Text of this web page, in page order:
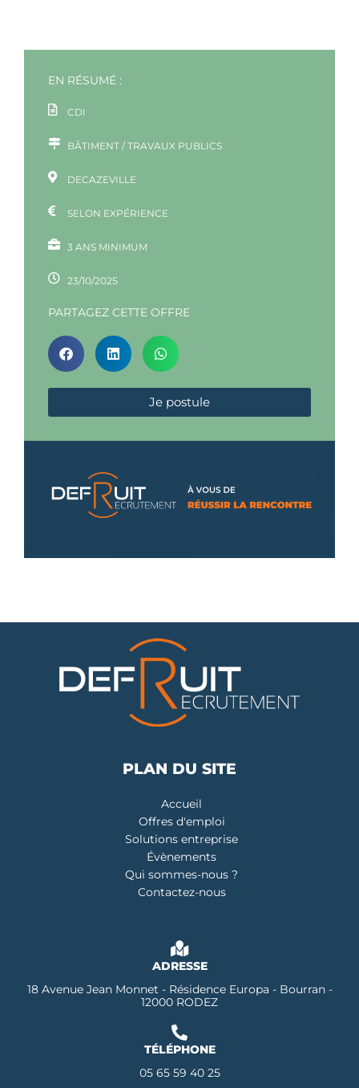
EN RÉSUMÉ :
CDI
BÂTIMENT / TRAVAUX PUBLICS
DECAZEVILLE
SELON EXPÉRIENCE
3 ANS MINIMUM
23/10/2025
PARTAGEZ CETTE OFFRE
Je postule
PLAN DU SITE
Accueil
Offres d'emploi
Solutions entreprise
Évènements
Qui sommes-nous ?
Contactez-nous
ADRESSE
18 Avenue Jean Monnet - Résidence Europa - Bourran -
12000 RODEZ
TÉLÉPHONE
05 65 59 40 25